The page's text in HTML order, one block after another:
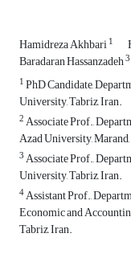
Hamidreza Akhbari1
Baradaran Hassanzadeh3
1PhD Candidate,
University, Tabriz, Iran.
2Associate Prof.,
Azad University,
3Associate Prof.,
University, Tabriz, Iran.
4Assistant Prof.,
Economic and
Tabriz, Iran.